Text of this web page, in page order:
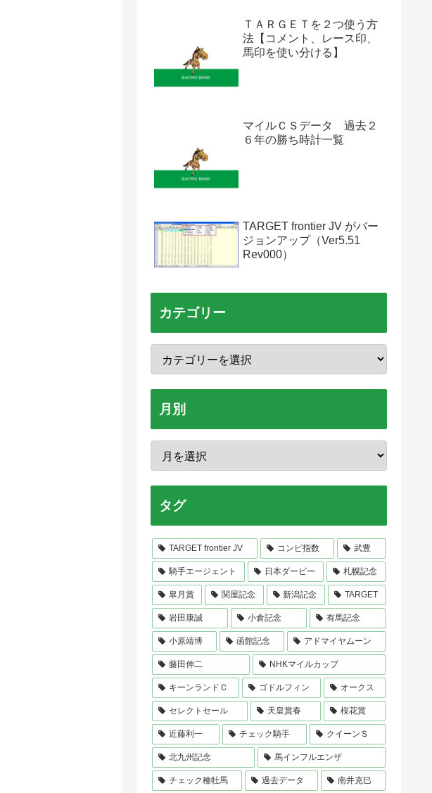
ＴＡＲＧＥＴを２つ使う方
法【コメント、レース印、
馬印を使い分ける】
マイルＣＳデータ 過去２
６年の勝ち時計一覧
TARGET frontier JV がバー
ジョンアップ（Ver5.51
Rev000）
カテゴリー
月別
タグ
TARGET frontier JV コンピ指数 武豊
騎手エージェント 日本ダービー 札幌記念
皐月賞 関屋記念 新潟記念 TARGET
岩田康誠 小倉記念 有馬記念
小原靖博 函館記念 アドマイヤムーン
藤田伸二 NHKマイルカップ
キーンランドＣ ゴドルフィン オークス
セレクトセール 天皇賞春 桜花賞
近藤利一 チェック騎手 クイーンＳ
北九州記念 馬インフルエンザ
チェック種牡馬 過去データ 南井克巳